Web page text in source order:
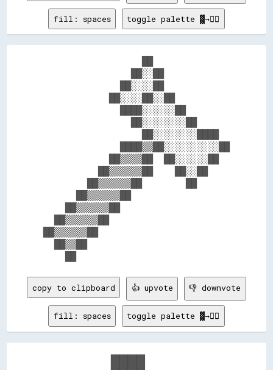
fill: spaces toggle palette ▓→✊🏽
                ██░░██
              ██░░░░██
            ██░░░░██░░██
              ████░░░░░░██
                ██░░░░░░░░██
                  ██░░░░░░░░████
              ████▒▒██░░░░░░░░░░██
            ██▒▒▒▒██  ██░░░░░░██
          ██▒▒▒▒▒▒██    ██░░██
        ██▒▒▒▒▒▒██        ██
      ██▒▒▒▒▒▒██
    ██▒▒▒▒▒▒██
  ██▒▒▒▒▒▒██
██▒▒▒▒▒▒██
  ██▒▒██
copy to clipboard 👍 upvote 👎 downvote
fill: spaces toggle palette ▓→✊🏽